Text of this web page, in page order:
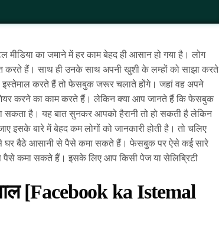
मीडिया का जमाने में हर काम बेहद ही आसान हो गया है। लोग
करते हैं। साथ ही उनके साथ अपनी खुशी के लम्हों को साझा करते
करते हैं तो फेसबुक जरूर चलाते होंगे। जहां वह अपने
करने का काम करते हैं। लेकिन क्या आप जानते हैं कि फेसबुक
सकता है। यह बात सुनकर आपको हैरानी तो हो सकती है लेकिन
इसके बारे में बेहद कम लोगों को जानकारी होती है। तो चलिए
बैठे आसानी से पैसे कमा सकते हैं। फेसबुक पर ऐसे कई सारे
कमा सकते हैं। इसके लिए आप किसी पेज या सेलिब्रिटी
[Facebook ka Istemal